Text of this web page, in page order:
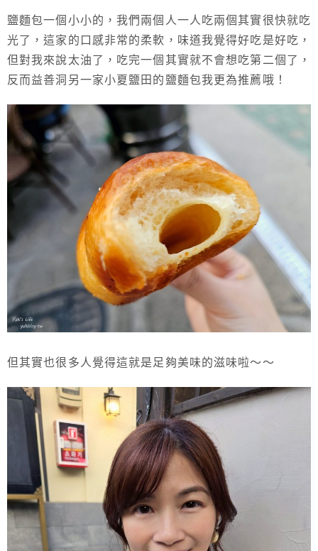
鹽麵包一個小小的，我們兩個人一人吃兩個其實很快就吃
光了，這家的口感非常的柔軟，味道我覺得好吃是好吃，
但對我來說太油了，吃完一個其實就不會想吃第二個了，
反而益善洞另一家小夏鹽田的鹽麵包我更為推薦哦！
但其實也很多人覺得這就是足夠美味的滋味啦～～